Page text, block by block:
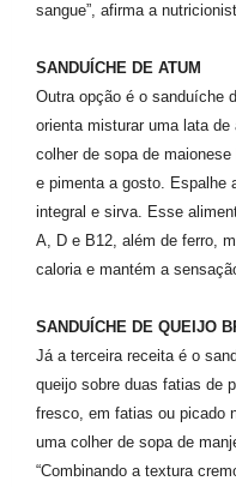
sangue”, afirma a
SANDUÍCHE DE ATUM
Outra opção é o sanduíche
orienta misturar uma lata
colher de sopa de
e pimenta a gosto. Espalhe
integral e sirva. Esse
A, D e B12, além de ferro,
caloria e mantém a
SANDUÍCHE DE QUEIJO
Já a terceira receita é o
queijo sobre duas fatias de
fresco, em fatias ou picado
uma colher de sopa de
“Combinando a textura